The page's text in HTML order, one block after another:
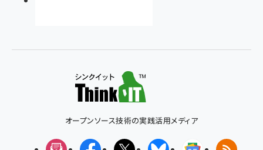
オープンソース技術の実践活用メディア